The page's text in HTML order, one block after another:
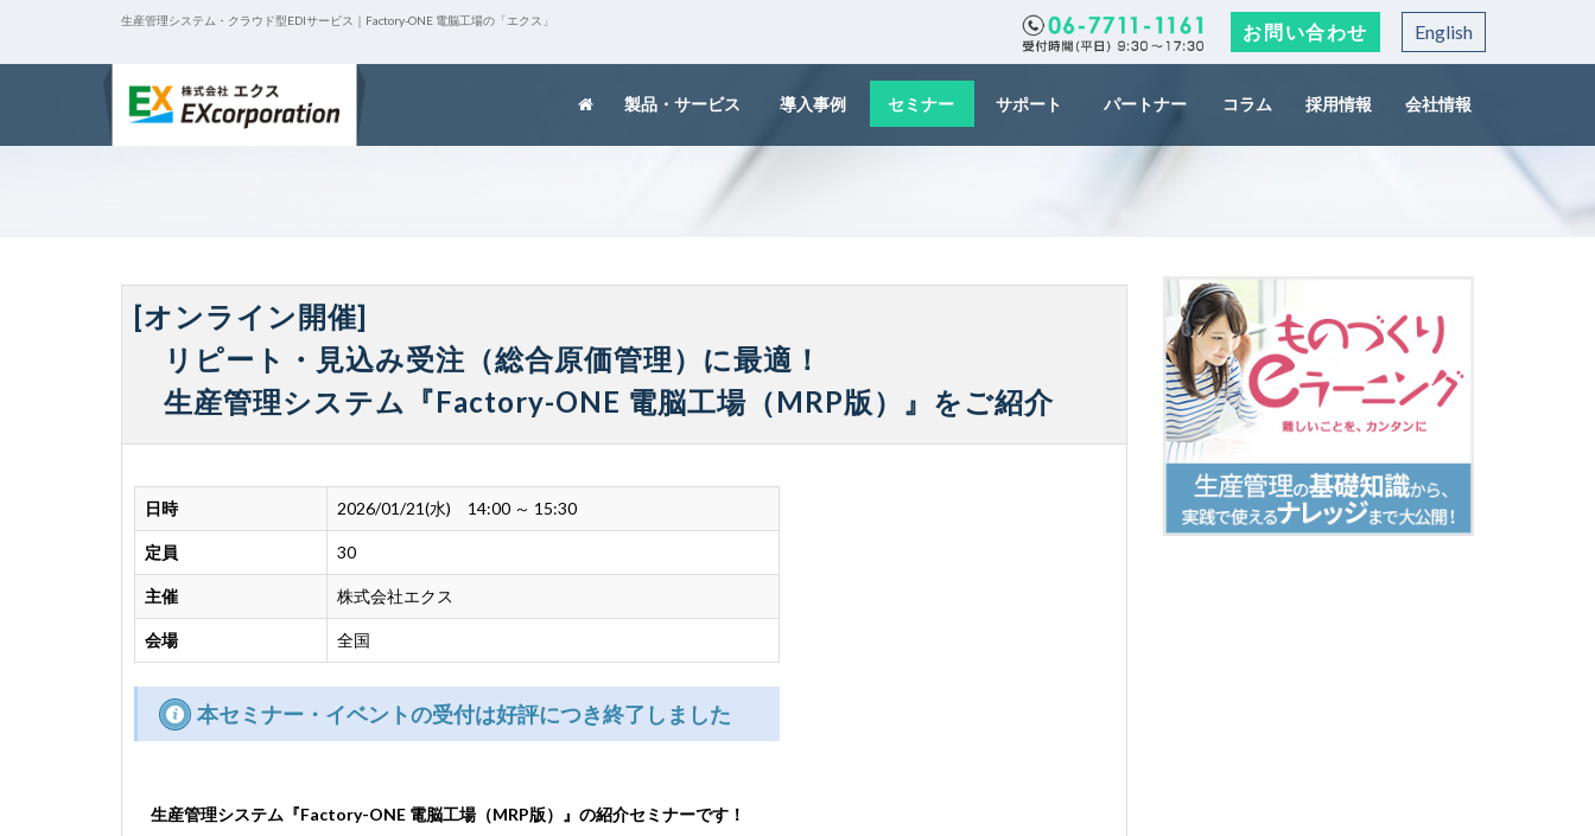
お問い合わせ English
生産管理システム・クラウド型EDIサービス｜Factory-ONE 電脳工場の「エクス」
製品・サービス 導入事例 セミナー サポート パートナー コラム 採用情報 会社情報
[オンライン開催]
リピート・見込み受注（総合原価管理）に最適！
生産管理システム『Factory-ONE 電脳工場（MRP版）』をご紹介
日時 2026/01/21(水) 14:00 ～ 15:30
定員 30
主催 株式会社エクス
会場 全国
本セミナー・イベントの受付は好評につき終了しました
生産管理システム 『Factory-ONE 電脳工場（MRP版）』の紹介セミナーです！